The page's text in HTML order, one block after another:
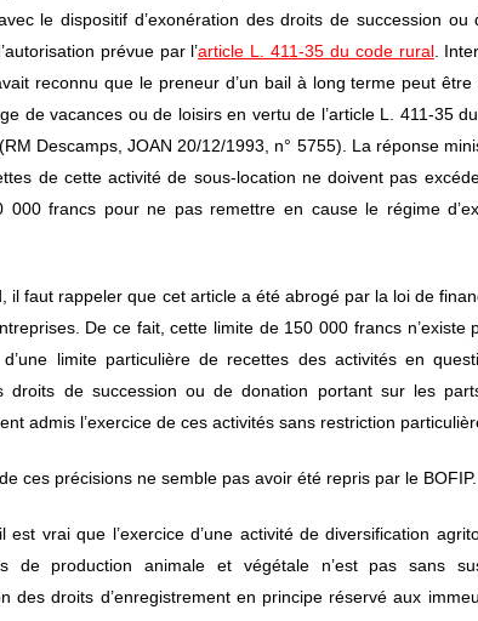
le dispositif d’exonération des droits de succession
prévue par l’article L. 411-35 du code rural.
reconnu que le preneur d’un bail à long terme peut
de vacances ou de loisirs en vertu de l’article L. 411-35
Descamps, JOAN 20/12/1993, n° 5755). La réponse
de cette activité de sous-location ne doivent pas
000 francs pour ne pas remettre en cause le régime
il faut rappeler que cet article a été abrogé par la loi de
De ce fait, cette limite de 150 000 francs
d’une limite particulière de recettes des activités en
droits de succession ou de donation portant sur les
admis l’exercice de ces activités sans restriction
ces précisions ne semble pas avoir été repris par le BOFIP.
est vrai que l’exercice d’une activité de diversification
de production animale et végétale n’est pas sans
des droits d’enregistrement en principe réservé aux